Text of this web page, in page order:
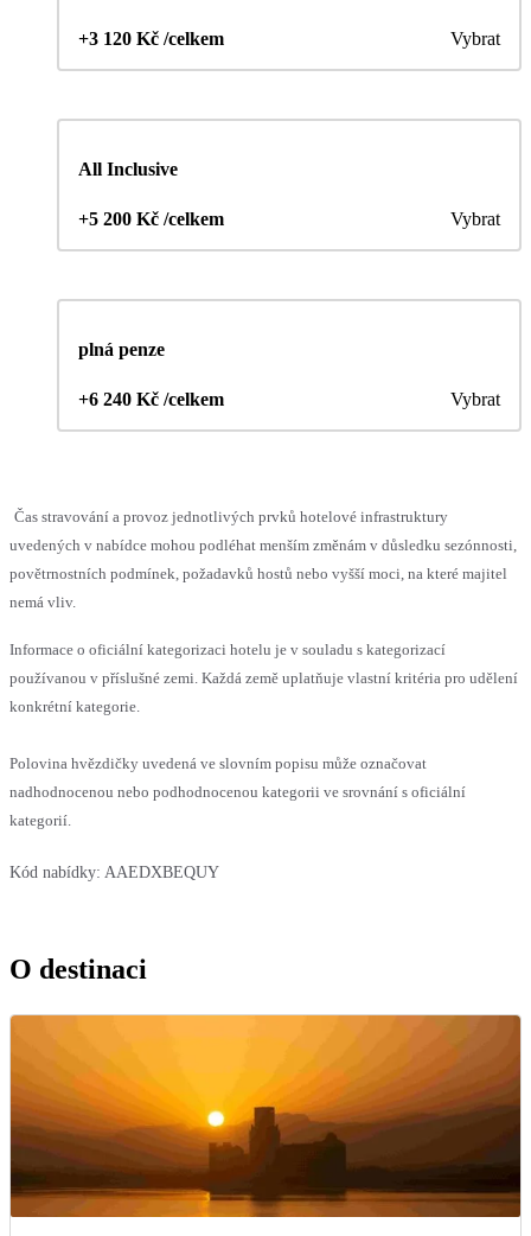
+3 120 Kč /celkem Vybrat
All Inclusive
+5 200 Kč /celkem Vybrat
plná penze
+6 240 Kč /celkem Vybrat
Čas stravování a provoz jednotlivých prvků hotelové infrastruktury
uvedených v nabídce mohou podléhat menším změnám v důsledku sezónnosti,
povětrnostních podmínek, požadavků hostů nebo vyšší moci, na které majitel
nemá vliv.
Informace o oficiální kategorizaci hotelu je v souladu s kategorizací
používanou v příslušné zemi. Každá země uplatňuje vlastní kritéria pro udělení
konkrétní kategorie.
Polovina hvězdičky uvedená ve slovním popisu může označovat
nadhodnocenou nebo podhodnocenou kategorii ve srovnání s oficiální
kategorií.
Kód nabídky: AAEDXBEQUY
O destinaci